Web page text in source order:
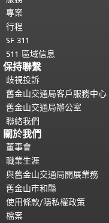
專案
行程
SF 311
511 區域信息
保持聯繫
歧視投訴
舊金山交通局客戶服務中心
舊金山交通局辦公室
聯絡我們
關於我們
董事會
職業生涯
與舊金山交通局開展業務
舊金山市和縣
使用條款/隱私權政策
檔案